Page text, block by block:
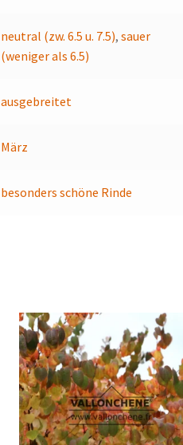
neutral (zw. 6.5 u. 7.5),sauer
(weniger als 6.5)
ausgebreitet
März
besonders schöne Rinde